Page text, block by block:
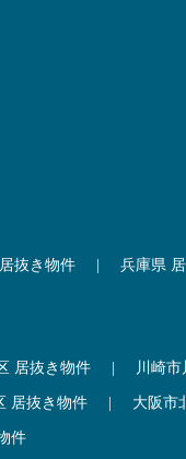
抜き物件 兵庫県
居抜き物件 川崎
居抜き物件 大阪市
件